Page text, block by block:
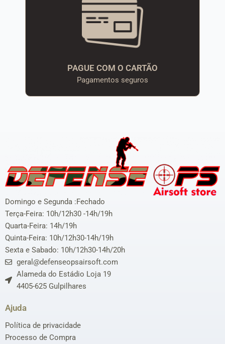
PAGUE COM O CARTÃO
Pagamentos seguros
Domingo e Segunda :Fechado
Terça-Feira: 10h/12h30 -14h/19h
Quarta-Feira: 14h/19h
Quinta-Feira: 10h/12h30-14h/19h
Sexta e Sabado: 10h/12h30-14h/20h
geral@defenseopsairsoft.com
Alameda do Estádio Loja 19
4405-625 Gulpilhares
Ajuda
Política de privacidade
Processo de Compra